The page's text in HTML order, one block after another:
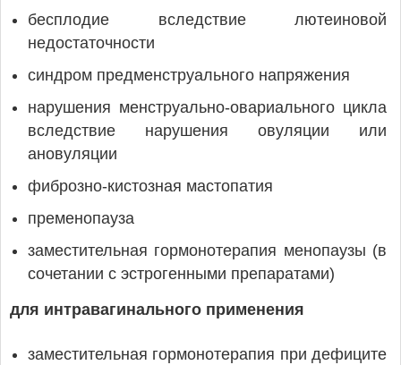
бесплодие вследствие лютеиновой
недостаточности
синдром предменструального напряжения
нарушения менструально-овариального цикла
вследствие нарушения овуляции или
ановуляции
фиброзно-кистозная мастопатия
пременопауза
заместительная гормонотерапия менопаузы (в
сочетании с эстрогенными препаратами)
для интравагинального применения
заместительная гормонотерапия при дефиците